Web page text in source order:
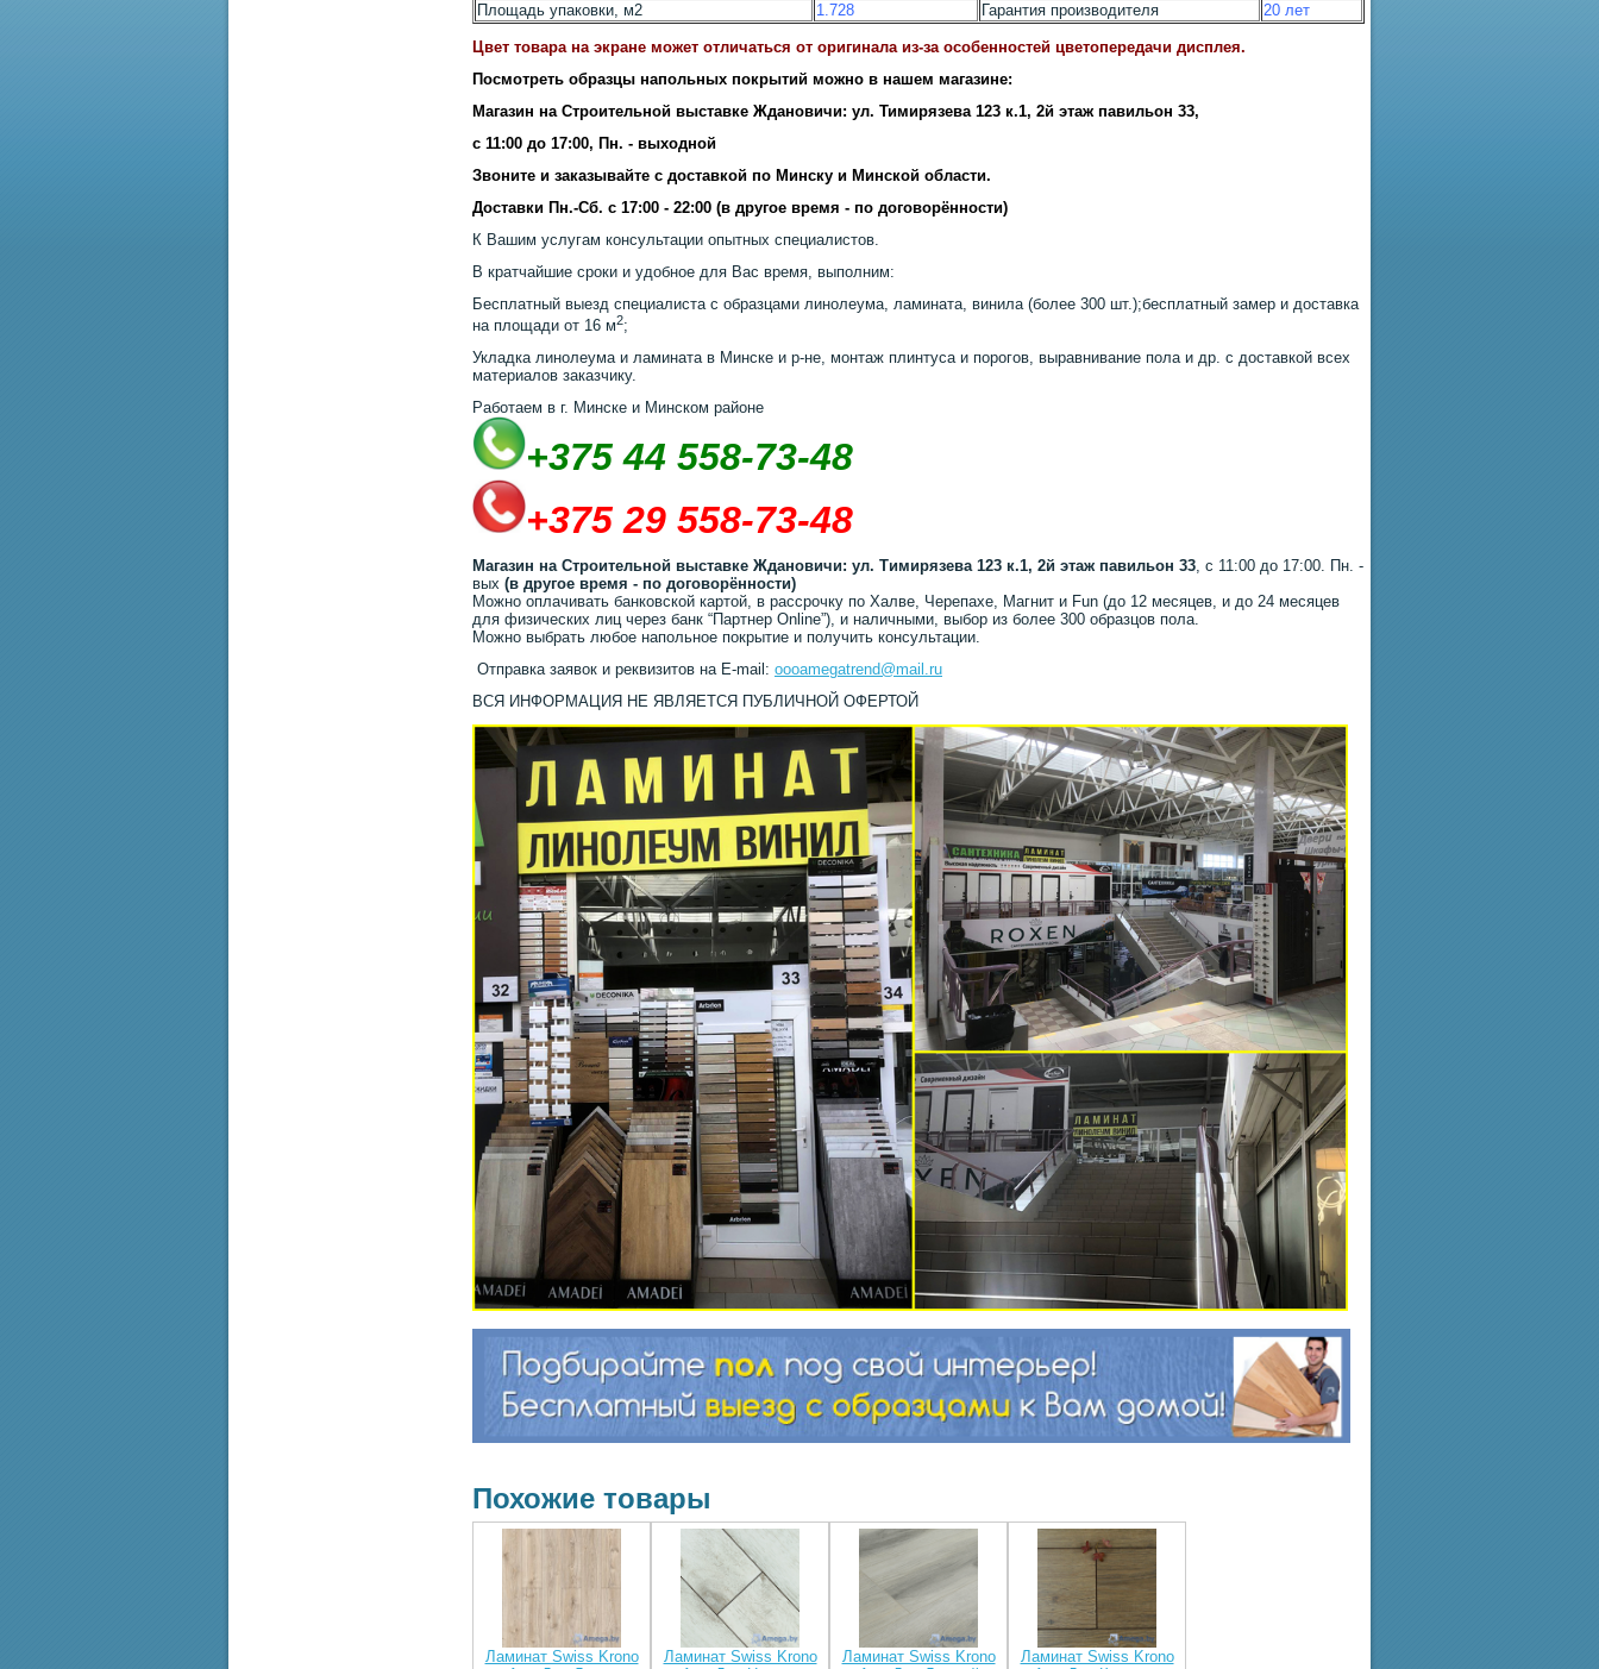
Площадь упаковки, м2
1.728 Гарантия производителя 20 лет
Цвет товара на экране может отличаться от оригинала из-за особенностей цветопередачи дисплея.
Посмотреть образцы напольных покрытий можно в нашем магазине:
Магазин на Строительной выставке Ждановичи: ул. Тимирязева 123 к.1, 2й этаж павильон 33,
с 11:00 до 17:00, Пн. - выходной
Звоните и заказывайте с доставкой по Минску и Минской области.
Доставки Пн.-Сб. с 17:00 - 22:00 (в другое время - по договорённости)
К Вашим услугам консультации опытных специалистов.
В кратчайшие сроки и удобное для Вас время, выполним:
Бесплатный выезд специалиста с образцами линолеума, ламината, винила (более 300 шт.);бесплатный замер и доставка
на площади от 16 м2;
Укладка линолеума и ламината в Минске и р-не, монтаж плинтуса и порогов, выравнивание пола и др. с доставкой всех
материалов заказчику.
Работаем в г. Минске и Минском районе
+375 44 558-73-48
+375 29 558-73-48
Магазин на Строительной выставке Ждановичи: ул. Тимирязева 123 к.1, 2й этаж павильон 33, с 11:00 до 17:00. Пн. -
вых (в другое время - по договорённости)
Можно оплачивать банковской картой, в рассрочку по Халве, Черепахе, Магнит и Fun (до 12 месяцев, и до 24 месяцев
для физических лиц через банк “Партнер Online”), и наличными, выбор из более 300 образцов пола.
Можно выбрать любое напольное покрытие и получить консультации.
Отправка заявок и реквизитов на E-mail: oooamegatrend@mail.ru
ВСЯ ИНФОРМАЦИЯ НЕ ЯВЛЯЕТСЯ ПУБЛИЧНОЙ ОФЕРТОЙ
Похожие товары
Ламинат Swiss Krono
Ламинат Swiss Krono
Ламинат Swiss Krono
Ламинат Swiss Krono